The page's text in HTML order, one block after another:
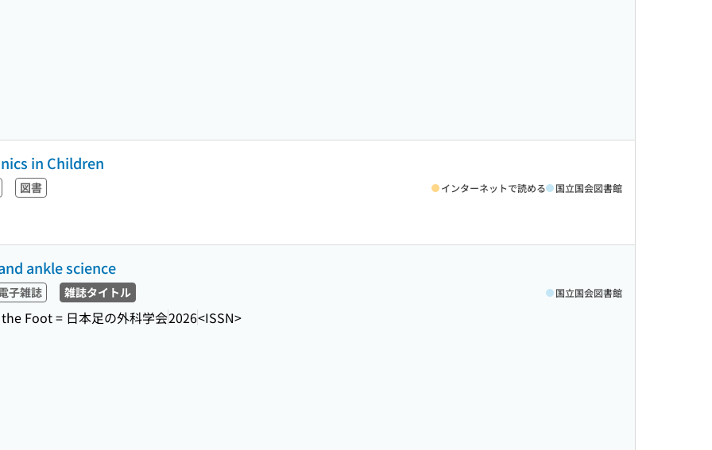
in Children
図書 インターネットで読める 国立国会図書館
ankle science
子雑誌 雑誌タイトル
Foot = 日本足の外科学会2026<ISSN>
国立国会図書館